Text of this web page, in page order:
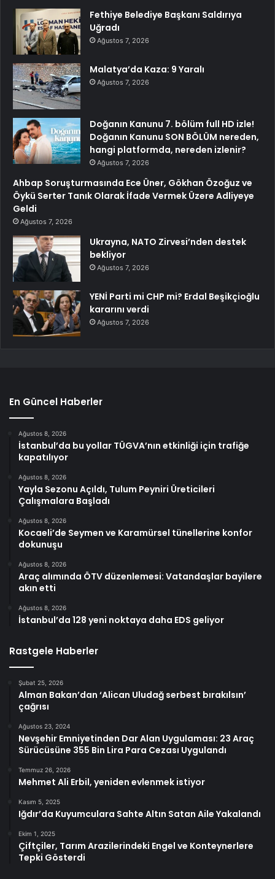
Fethiye Belediye Başkanı Saldırıya
Uğradı
Ağustos 7, 2026
Malatya’da Kaza: 9 Yaralı
Ağustos 7, 2026
Doğanın Kanunu 7. bölüm full HD izle!
Doğanın Kanunu SON BÖLÜM nereden,
hangi platformda, nereden izlenir?
Ağustos 7, 2026
Ahbap Soruşturmasında Ece Üner, Gökhan Özoğuz ve
Öykü Serter Tanık Olarak İfade Vermek Üzere Adliyeye
Geldi
Ağustos 7, 2026
Ukrayna, NATO Zirvesi’nden destek
bekliyor
Ağustos 7, 2026
YENİ Parti mi CHP mi? Erdal Beşikçioğlu
kararını verdi
Ağustos 7, 2026
En Güncel Haberler
Ağustos 8, 2026
İstanbul’da bu yollar TÜGVA’nın etkinliği için trafiğe
kapatılıyor
Ağustos 8, 2026
Yayla Sezonu Açıldı, Tulum Peyniri Üreticileri
Çalışmalara Başladı
Ağustos 8, 2026
Kocaeli’de Seymen ve Karamürsel tünellerine konfor
dokunuşu
Ağustos 8, 2026
Araç alımında ÖTV düzenlemesi: Vatandaşlar bayilere
akın etti
Ağustos 8, 2026
İstanbul’da 128 yeni noktaya daha EDS geliyor
Rastgele Haberler
Şubat 25, 2026
Alman Bakan’dan ‘Alican Uludağ serbest bırakılsın’
çağrısı
Ağustos 23, 2024
Nevşehir Emniyetinden Dar Alan Uygulaması: 23 Araç
Sürücüsüne 355 Bin Lira Para Cezası Uygulandı
Temmuz 26, 2026
Mehmet Ali Erbil, yeniden evlenmek istiyor
Kasım 5, 2025
Iğdır’da Kuyumculara Sahte Altın Satan Aile Yakalandı
Ekim 1, 2025
Çiftçiler, Tarım Arazilerindeki Engel ve Konteynerlere
Tepki Gösterdi